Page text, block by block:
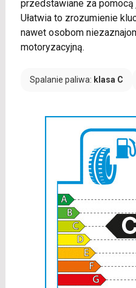
przedstawiane za pomocą
Ułatwia to zrozumienie
nawet osobom
motoryzacyjną.
Spalanie paliwa: klasa C